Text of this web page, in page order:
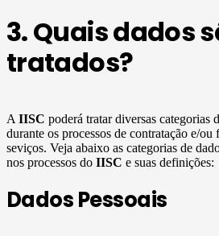
3. Quais dados
tratados?
A IISC poderá tratar diversas categorias
durante os processos de contratação e/ou
seviços. Veja abaixo as categorias de
nos processos do IISC e suas definições:
Dados Pessoais